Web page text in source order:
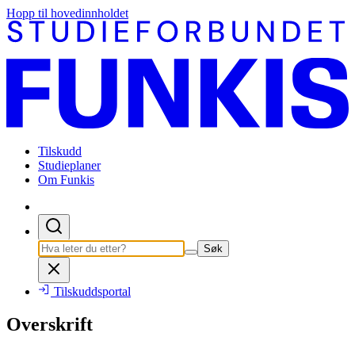
Hopp til hovedinnholdet
Tilskudd
Studieplaner
Om Funkis
Søk
Tilskuddsportal
Overskrift